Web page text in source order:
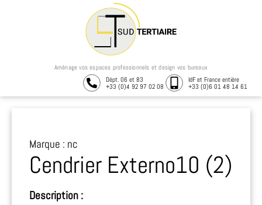
Dépt. 06 et 83
+33 (0)4 92 97 02 08
IdF et France entière
+33 (0)6 01 48 14 61
Aménage vos espaces professionnels et design vos bureaux
Marque : nc
Cendrier Externo10 (2)
Description :